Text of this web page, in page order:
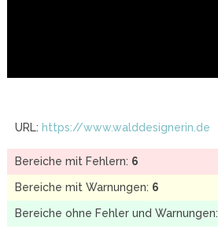
URL: https://www.walddesignerin.de
Bereiche mit Fehlern: 6
Bereiche mit Warnungen: 6
Bereiche ohne Fehler und Warnungen: